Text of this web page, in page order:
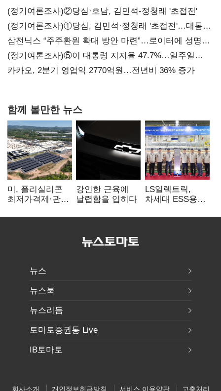
(정기여론조사)②당심·호남, 김민석-정청래 '초접전'
(정기여론조사)①당심, 김민석·정청래 '초접전'…대통령
지지도 '50% 아래로'(종합)
삼전닉스 “주주환원 확대 방안 마련”…로이터에 성명
보내
(정기여론조사)⑤이 대통령 지지율 47.7%…일주일
만에 다시 40%대
카카오, 2분기 영업익 2770억원…전년비 36% 증가
함께 볼만한 뉴스
미, 폴리실리콘
최저가격제·관세
입지 확대 기대
강인한 근육에
날렵함을 입히다
LS일렉트릭,
차세대 ESS용
출하
뉴스
뉴스북
뉴스리듬
토마토증권통 Live
IB토마토
회사소개 개인정보취급방침 서비스 이용약관 고충처리